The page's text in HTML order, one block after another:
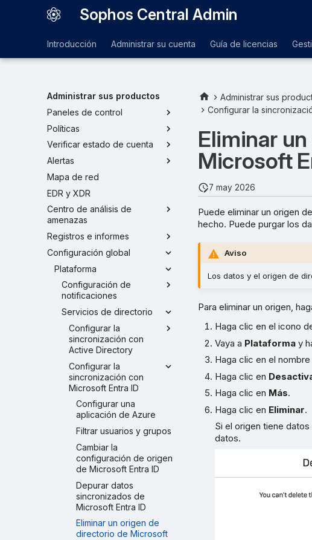
Sophos Central Admin
Introducción Administrar su cuenta Guía de licencias
Administrar sus productos
Paneles de control
Políticas
Verificar estado de cuenta
Alertas
Mapa de red
EDR y XDR
Centro de análisis de
amenazas
Registros e informes
Configuración global
Plataforma
Configuración de
notificaciones
Servicios de directorio
Configurar la
sincronización con
Active Directory
Configurar la
sincronización con
Microsoft Entra ID
Configurar una
aplicación de Azure
Filtrar usuarios y grupos
Cambiar la
configuración de origen
de Microsoft Entra ID
Depurar datos
sincronizados de
Microsoft Entra ID
Eliminar un origen de
directorio de Microsoft
Administrar sus
Configurar la
Eliminar
Microsoft
7 may 2026
Puede eliminar un origen
hecho. Puede purgar los
Aviso
Los datos y el origen de
Para eliminar un origen,
Haga clic en el icono
Vaya a Plataforma y
Haga clic en el
Haga clic en
Haga clic en Más.
Haga clic en Eliminar.
Si el origen tiene
datos.